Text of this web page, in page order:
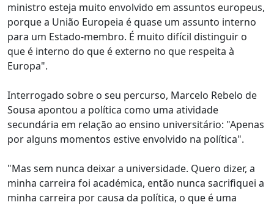
ministro esteja muito envolvido em assuntos europeus,
porque a União Europeia é quase um assunto interno
para um Estado-membro. É muito difícil distinguir o
que é interno do que é externo no que respeita à
Europa".
Interrogado sobre o seu percurso, Marcelo Rebelo de
Sousa apontou a política como uma atividade
secundária em relação ao ensino universitário: "Apenas
por alguns momentos estive envolvido na política".
"Mas sem nunca deixar a universidade. Quero dizer, a
minha carreira foi académica, então nunca sacrifiquei a
minha carreira por causa da política, o que é uma